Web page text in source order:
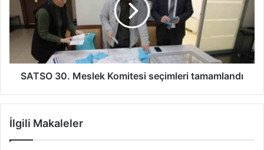
seçimleri
tamamlandı
SATSO 30. Meslek Komitesi seçimleri tamamlandı
İlgili Makaleler